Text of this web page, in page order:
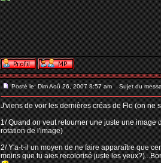
Posté le: Dim Aoû 26, 2007 8:57 am Sujet du
J'viens de voir les dernières créas de Flo (on ne
1/ Quand on veut retourner une juste une image
rotation de l'image)
2/ Y'a-t-il un moyen de ne faire apparaître que
moins que tu aies recolorisé juste les